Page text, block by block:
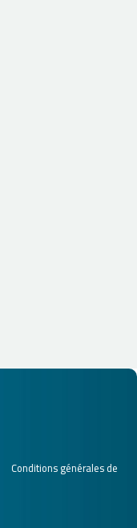
Conditions générales de